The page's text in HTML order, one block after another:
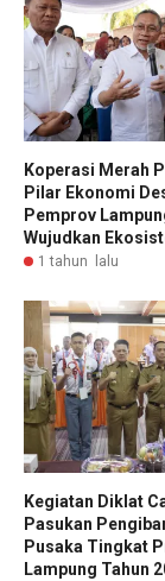
Koperasi Merah
Pilar Ekonomi
Pemprov
Wujudkan
1 tahun lalu
Kegiatan Diklat
Pasukan
Pusaka Tingkat
Lampung Tahun